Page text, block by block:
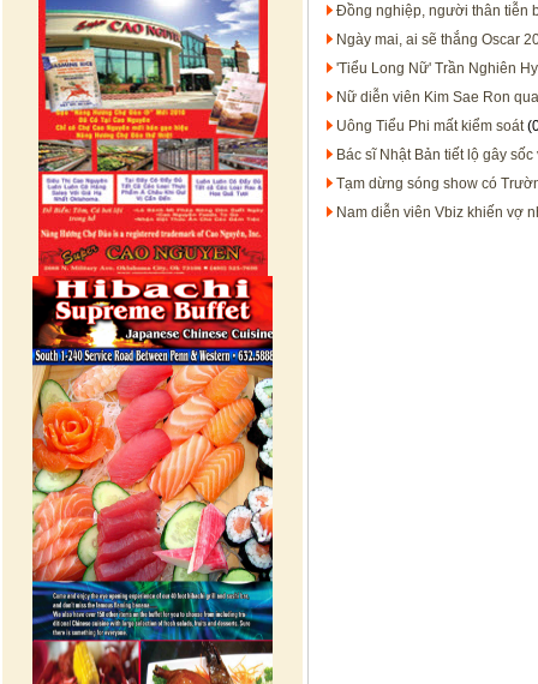
Đồng nghiệp, người thân tiễn
Ngày mai, ai sẽ thắng Oscar
'Tiểu Long Nữ' Trần Nghiên
Nữ diễn viên Kim Sae Ron
Uông Tiểu Phi mất kiểm soát
Bác sĩ Nhật Bản tiết lộ gây
Tạm dừng sóng show có
Nam diễn viên Vbiz khiến vợ